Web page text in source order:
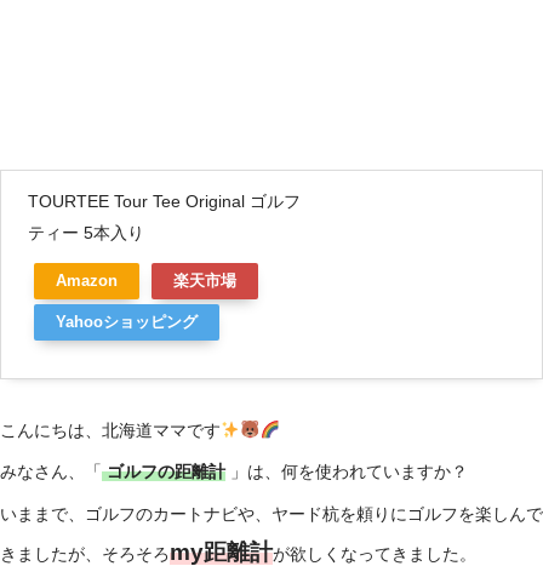
TOURTEE Tour Tee Original ゴルフ
ティー 5本入り
Amazon 楽天市場
Yahooショッピング
こんにちは、北海道ママです
みなさん、「ゴルフの距離計」は、何を使われていますか？
いままで、ゴルフのカートナビや、ヤード杭を頼りにゴルフを楽しんで
きましたが、そろそろmy距離計が欲しくなってきました。